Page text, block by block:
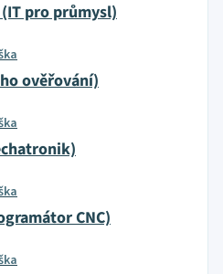
pro průmysl)
ověřování)
CNC)